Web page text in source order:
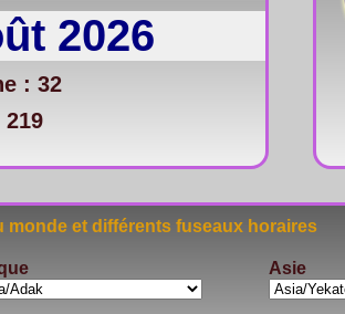
2026
: 32
monde et différents fuseaux
Asie